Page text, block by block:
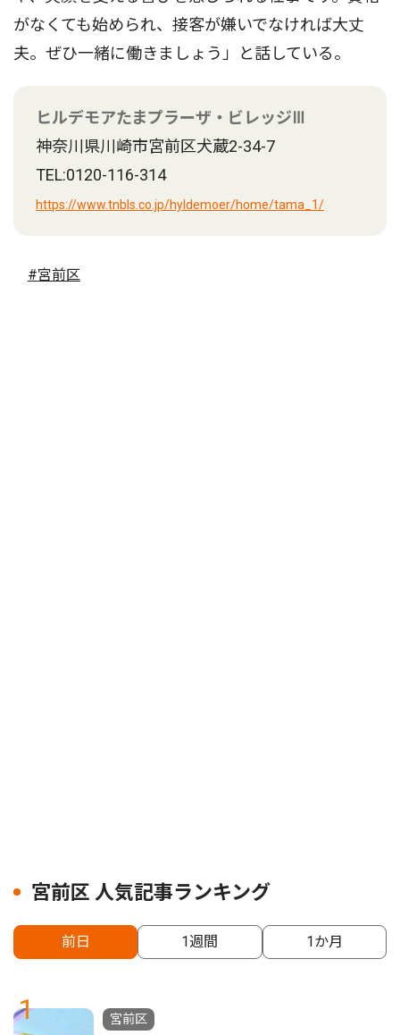
がなくても始められ、接客が嫌いでなければ大丈
夫。ぜひ一緒に働きましょう」と話している。
ヒルデモアたまプラーザ・ビレッジⅢ
神奈川県川崎市宮前区犬蔵2-34-7
TEL:0120-116-314
https://www.tnbls.co.jp/hyldemoer/home/tama_1/
#宮前区
宮前区 人気記事ランキング
前日 1週間 1か月
1
宮前区